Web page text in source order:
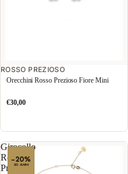
ROSSO PREZIOSO
Orecchini Rosso Prezioso Fiore Mini
€30,00
Girocollo
Rosso
Prezioso
−20%
20 ANNI